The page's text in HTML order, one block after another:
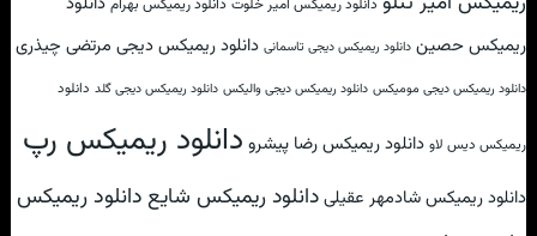
دانلود ریمیکس امیر خلوت دانلود ریمیکس بهرام
ریمیکس حصین دانلود ریمیکس دیجی تاسمانی دانلود ریمیکس دیجی مرتضی چیذری
دانلود ریمیکس دیجی مومیکس دانلود ریمیکس دیجی والیکس دانلود ریمیکس دیجی گلد دانلود
ریمیکس دیس لاو دانلود ریمیکس رضا پیشرو دانلود ریمیکس رپ
دانلود ریمیکس شادمهر عقیلیدانلود ریمیکس شایعدانلود ریمیکس